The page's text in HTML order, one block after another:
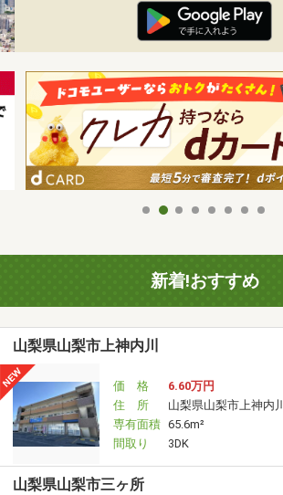
新着!おすすめ
山梨県山梨市上神内川
価 格
6.60万円
住 所
山梨県山梨市上神内川
専有面積 65.6m²
間取り
3DK
山梨県山梨市三ヶ所